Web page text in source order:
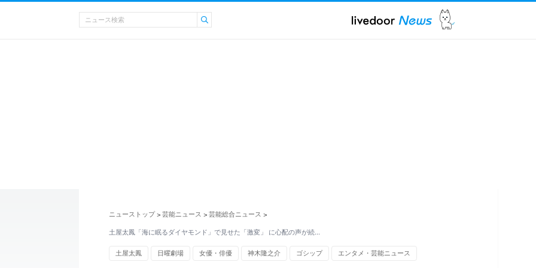
ニューストップ > 芸能ニュース > 芸能総合ニュース >
土屋太鳳「海に眠るダイヤモンド」で見せた「激変」 に心配の声が続…
土屋太鳳 日曜劇場 女優・俳優 神木隆之介 ゴシップ エンタメ・芸能ニュース